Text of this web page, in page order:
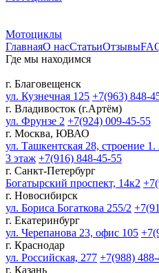
Мотоциклы
ГлавнаяО насСтатьиОтзывы
Где мы находимся
г. Благовещенск
ул. Кузнечная 125 +7(963) 848-
г. Владивосток (г.Артём)
ул. Фрунзе 2 +7(924) 009-45-55
г. Москва, ЮВАО
ул. Ташкентская 28, строение
3 этаж +7(916) 848-45-55
г. Санкт-Петербург
Богатырский проспект, 14к2
г. Новосибирск
ул. Бориса Богаткова 255/2
г. Екатеринбург
ул. Черепанова 23, офис 105
г. Краснодар
ул. Российская, 277 +7(988)
г. Казань